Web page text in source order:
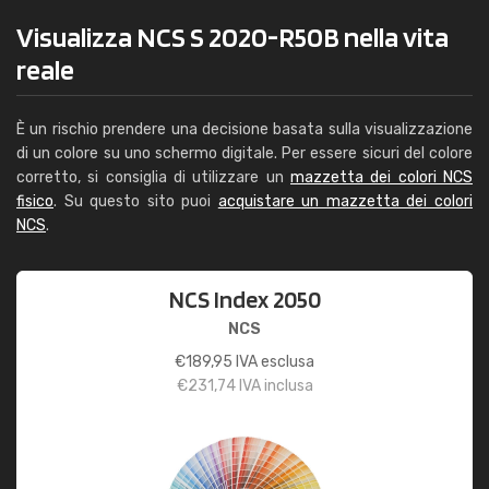
Visualizza NCS S 2020-R50B nella vita
reale
È un rischio prendere una decisione basata sulla visualizzazione
di un colore su uno schermo digitale. Per essere sicuri del colore
corretto, si consiglia di utilizzare un mazzetta dei colori NCS
fisico. Su questo sito puoi acquistare un mazzetta dei colori
NCS.
NCS Index 2050
NCS
€189,95 IVA esclusa
€231,74IVA inclusa